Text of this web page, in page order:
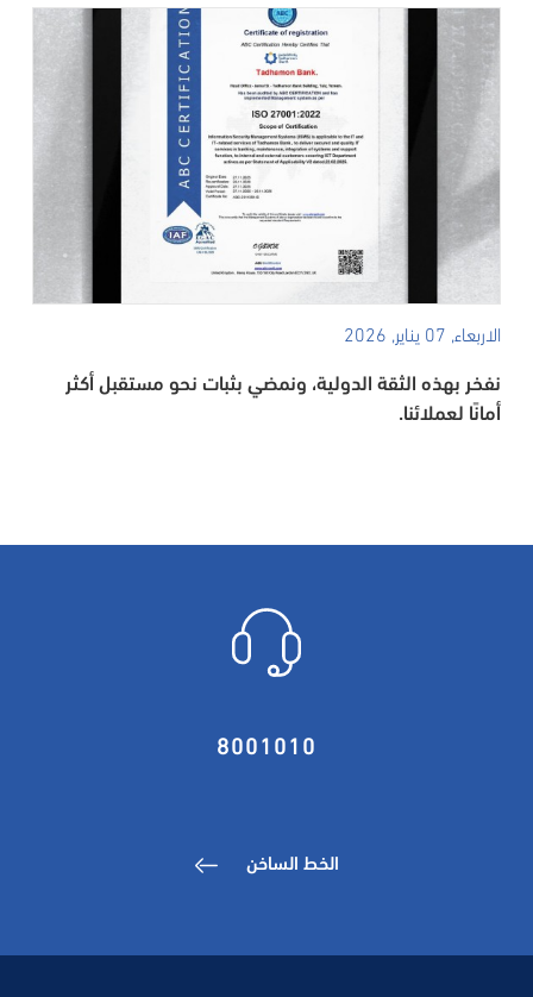
الاربعاء, 07 يناير, 2026
نفخر بهذه الثقة الدولية، ونمضي بثبات نحو مستقبل أكثر
أمانًا لعملائنا.
8001010
الخط الساخن